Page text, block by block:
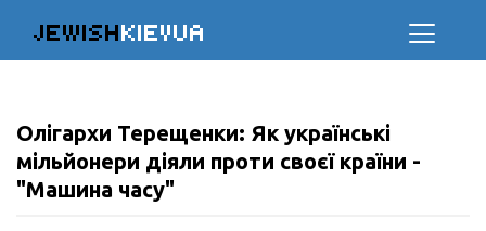
JEWISHKIEVUA
Олігархи Терещенки: Як українські
мільйонери діяли проти своєї країни -
"Машина часу"